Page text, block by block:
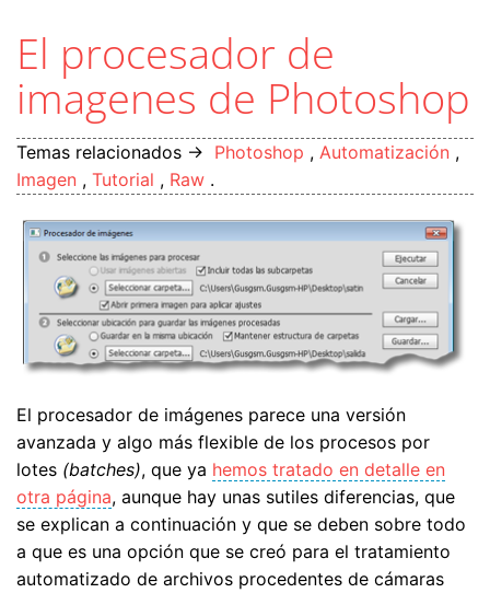
El procesador de
imagenes de Photoshop
Temas relacionados → Photoshop , Automatización ,
Imagen , Tutorial , Raw .
El procesador de imágenes parece una versión
avanzada y algo más flexible de los procesos por
lotes (batches), que ya hemos tratado en detalle en
otra página, aunque hay unas sutiles diferencias, que
se explican a continuación y que se deben sobre todo
a que es una opción que se creó para el tratamiento
automatizado de archivos procedentes de cámaras